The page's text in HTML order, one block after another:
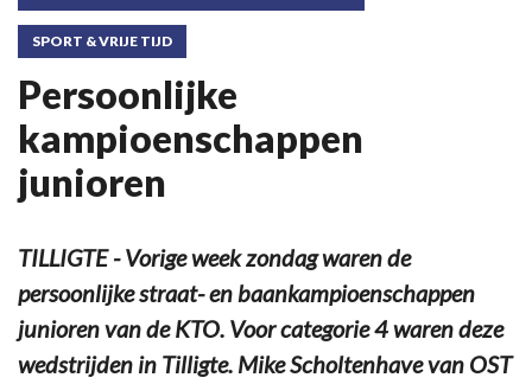
SPORT & VRIJE TIJD
Persoonlijke
kampioenschappen
junioren
TILLIGTE - Vorige week zondag waren de
persoonlijke straat- en baankampioenschappen
junioren van de KTO. Voor categorie 4 waren deze
wedstrijden in Tilligte. Mike Scholtenhave van OST